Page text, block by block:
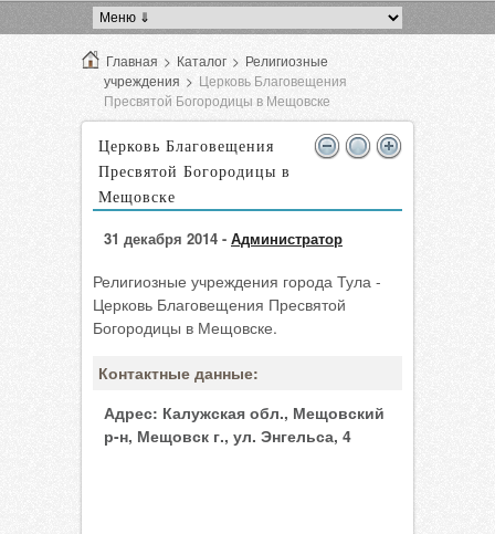
Главная > Каталог > Религиозные
учреждения > Церковь Благовещения
Пресвятой Богородицы в Мещовске
Церковь Благовещения
Пресвятой Богородицы в
Мещовске
31 декабря 2014 - Администратор
Религиозные учреждения города Тула -
Церковь Благовещения Пресвятой
Богородицы в Мещовске.
Контактные данные:
Адрес: Калужская обл., Мещовский
р-н, Мещовск г., ул. Энгельса, 4